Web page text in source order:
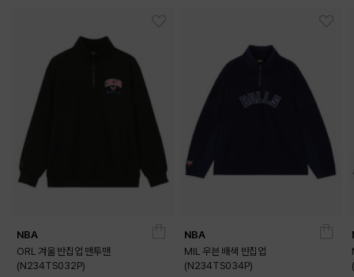
NBA
ORL 겨울 반집업 맨투맨
(N234TS032P)
NBA
MIL 우븐 배색 반집업
(N234TS034P)